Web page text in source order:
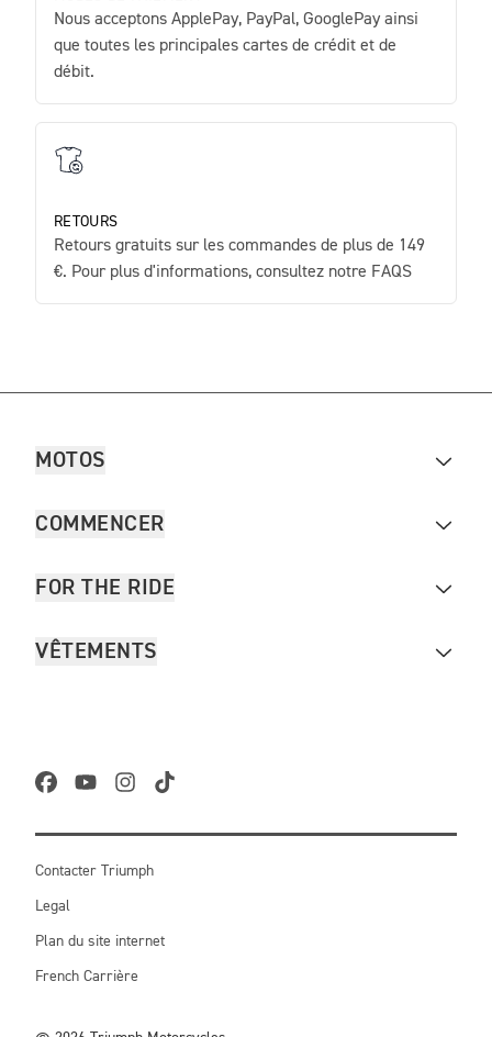
Nous acceptons ApplePay, PayPal, GooglePay ainsi
que toutes les principales cartes de crédit et de
débit.
RETOURS
Retours gratuits sur les commandes de plus de 149
€. Pour plus d'informations, consultez notre FAQS
MOTOS
COMMENCER
FOR THE RIDE
VÊTEMENTS
Contacter Triumph
Legal
Plan du site internet
French Carrière